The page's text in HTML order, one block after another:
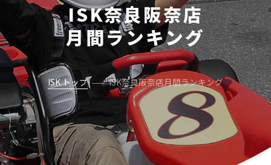
ISK奈良阪奈店
月間ランキング
ISK トップ ISK奈良阪奈店月間ランキング